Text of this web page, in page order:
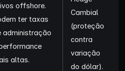
offshore.
ter taxas
administração
altas.
Cambial
(proteção
contra
variação
do dólar).